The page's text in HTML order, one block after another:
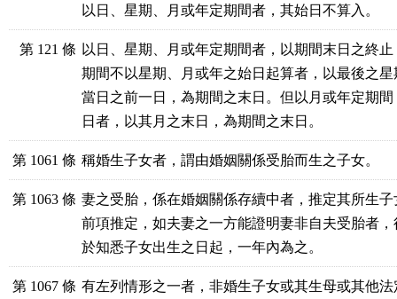
以日、星期、月或年定期間者，其始日不算入。
第 121 條 以日、星期、月或年定期間者，以期間末日之終
期間不以星期、月或年之始日起算者，以最後之
當日之前一日，為期間之末日。但以月或年定期
日者，以其月之末日，為期間之末日。
第 1061 條 稱婚生子女者，謂由婚姻關係受胎而生之子女。
第 1063 條 妻之受胎，係在婚姻關係存續中者，推定其所生
前項推定，如夫妻之一方能證明妻非自夫受胎者
於知悉子女出生之日起，一年內為之。
第 1067 條 有左列情形之一者，非婚生子女或其生母或其他